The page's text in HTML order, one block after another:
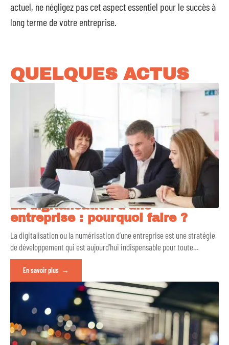
actuel, ne négligez pas cet aspect essentiel pour le succès à
long terme de votre entreprise.
QUELQUES ACTUS
La digitalisation d’une
entreprise : pourquoi faire ?
La digitalisation ou la numérisation d’une entreprise est une stratégie
de développement qui est aujourd’hui indispensable pour toute…
En savoir plus